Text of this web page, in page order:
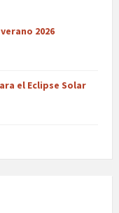
2026
el Eclipse Solar